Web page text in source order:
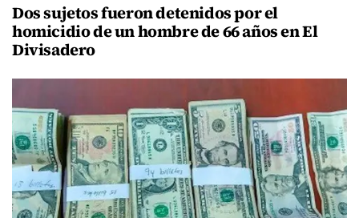
Dos sujetos fueron detenidos por el
homicidio de un hombre de 66 años en El
Divisadero